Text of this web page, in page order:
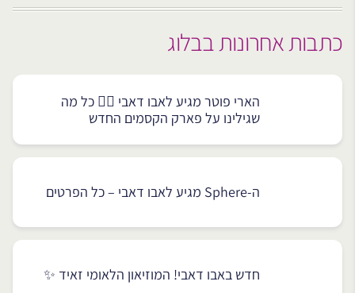
כתבות אחרונות בבלוג
הארי פוטר מגיע לאבו דאבי 🧙‍♂️ כל מה
שגילינו על פארק הקסמים החדש
ה-Sphere מגיע לאבו דאבי – כל הפרטים
חדש באבו דאבי! המוזיאון הלאומי זאיד ✨